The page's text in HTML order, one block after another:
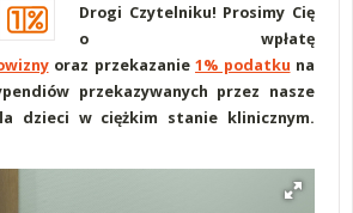
Drogi Czytelniku! Prosimy Cię
o wpłatę
oraz przekazanie 1% podatku na
przekazywanych przez nasze
dzieci w ciężkim stanie klinicznym.